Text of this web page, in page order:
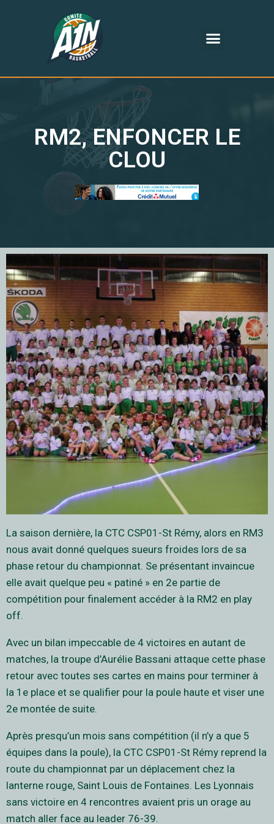
RM2, ENFONCER LE
CLOU
La saison dernière, la CTC CSP01-St Rémy, alors en RM3
nous avait donné quelques sueurs froides lors de sa
phase retour du championnat. Se présentant invaincue
elle avait quelque peu « patiné » en 2e partie de
compétition pour finalement accéder à la RM2 en play
off.
Avec un bilan impeccable de 4 victoires en autant de
matches, la troupe d’Aurélie Bassani attaque cette phase
retour avec toutes ses cartes en mains pour terminer à
la 1e place et se qualifier pour la poule haute et viser une
2e montée de suite.
Après presqu’un mois sans compétition (il n’y a que 5
équipes dans la poule), la CTC CSP01-St Rémy reprend la
route du championnat par un déplacement chez la
lanterne rouge, Saint Louis de Fontaines. Les Lyonnais
sans victoire en 4 rencontres avaient pris un orage au
match aller face au leader 76-39.